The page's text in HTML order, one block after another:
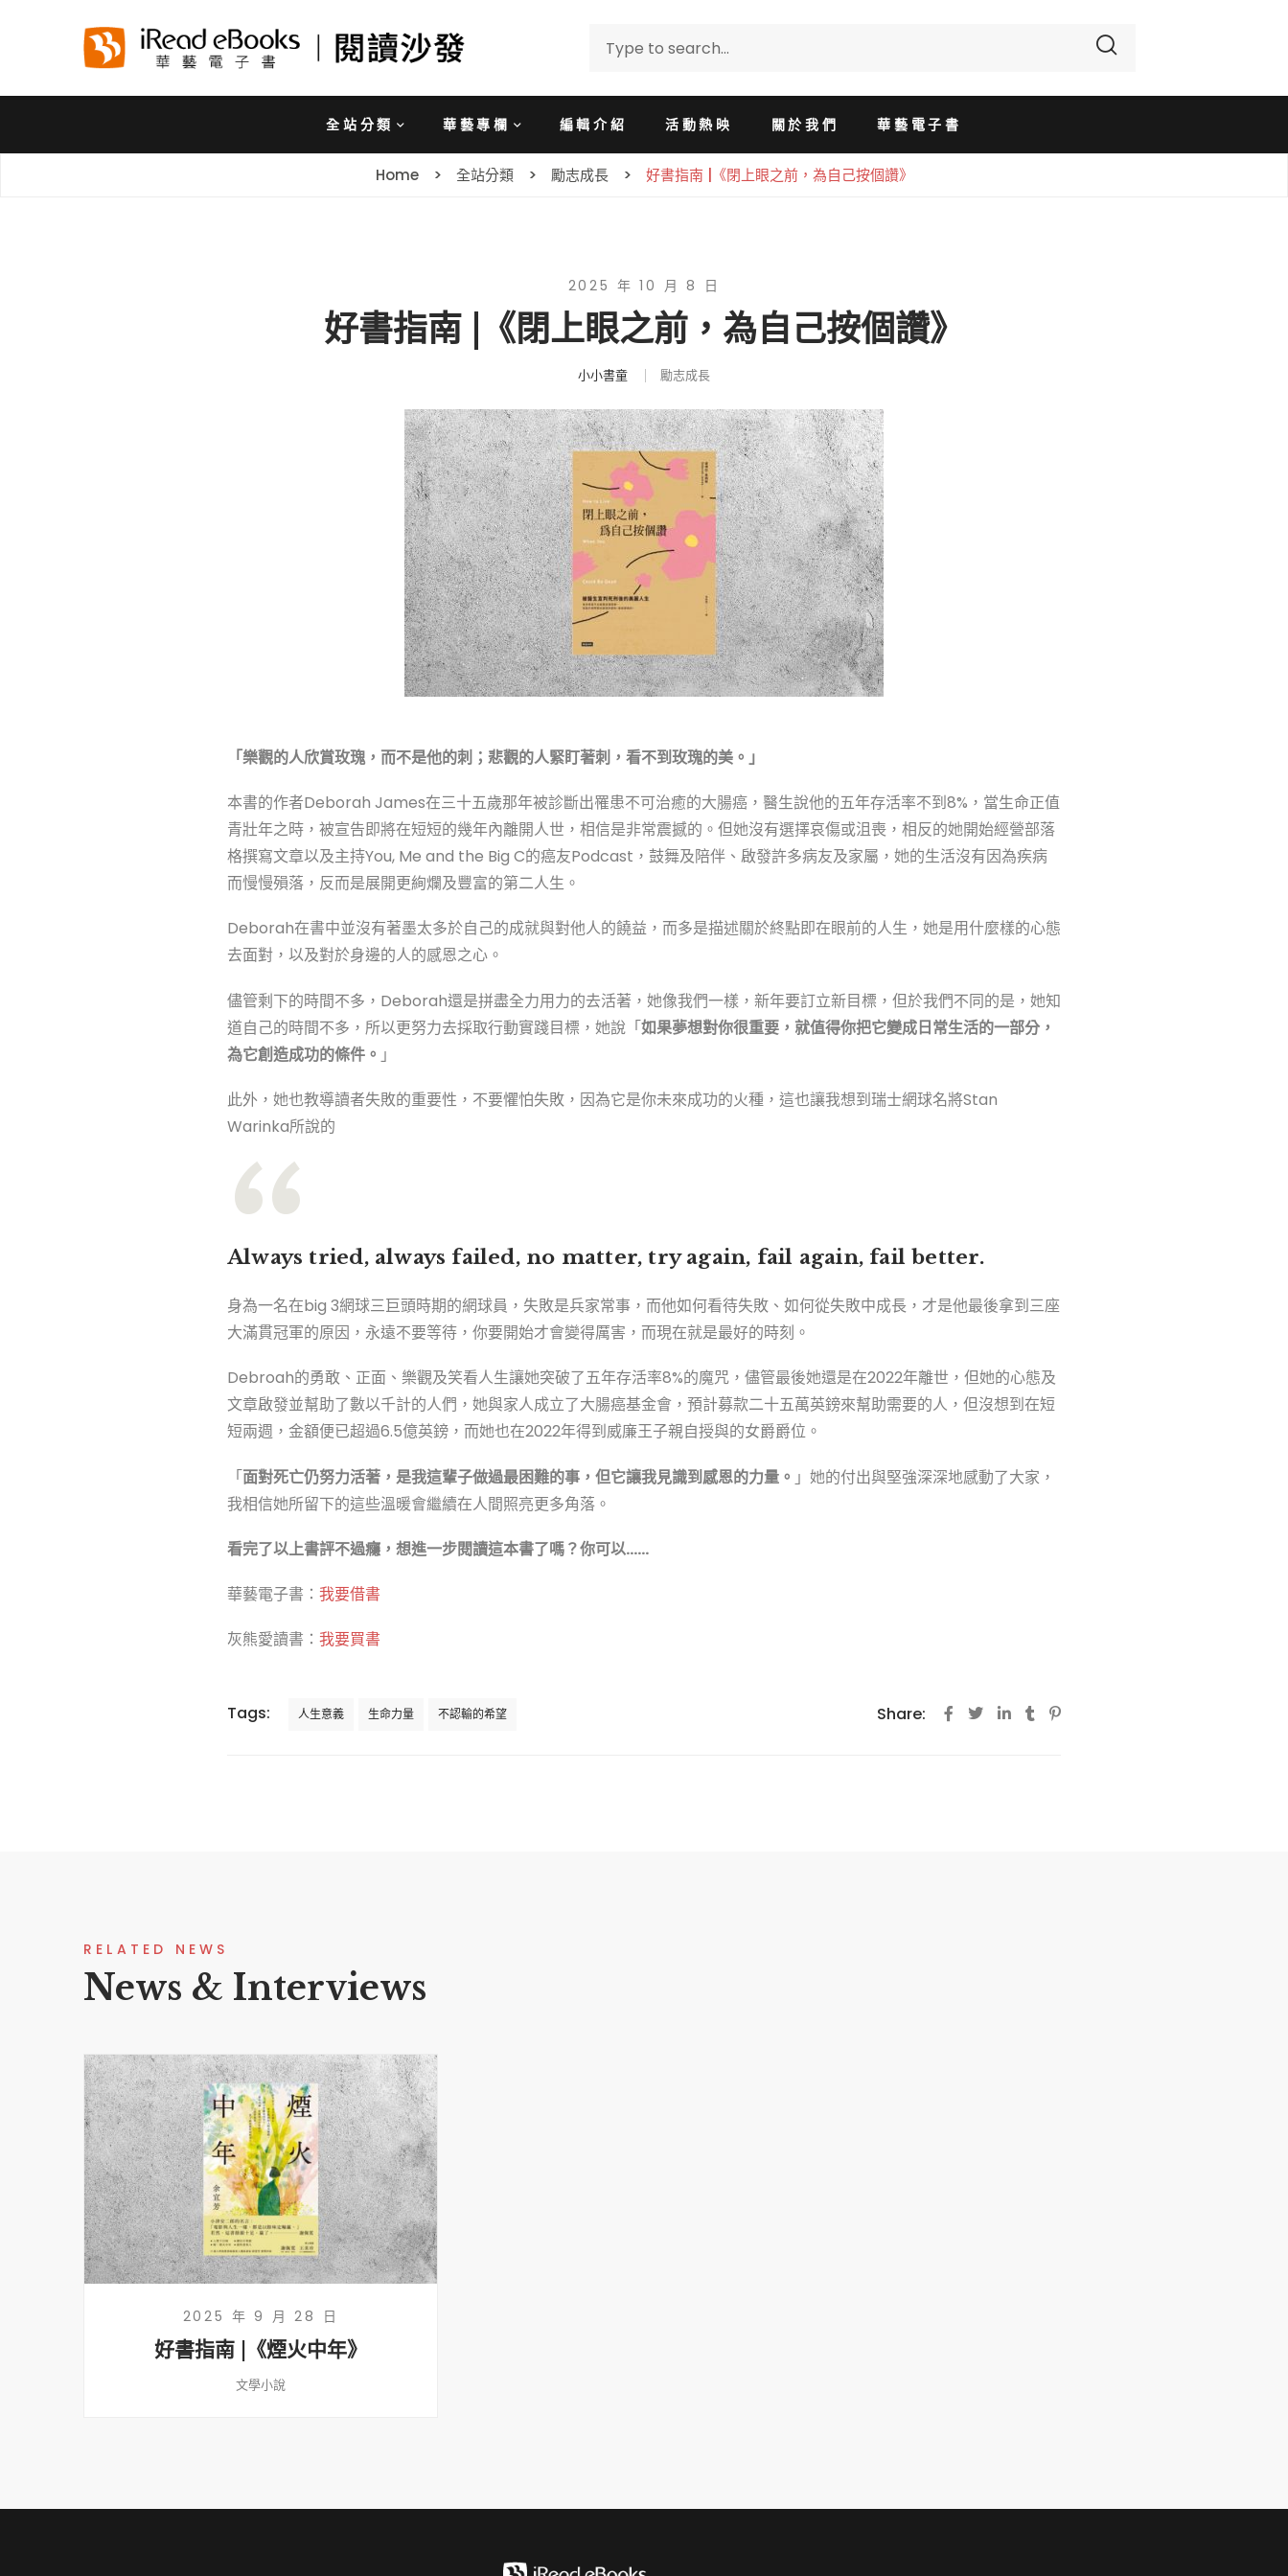
全站分類 華藝專欄 編輯介紹 活動熱映 關於我們 華藝電子書
Home 全站分類 勵志成長 好書指南 |《閉上眼之前，為自己按個讚》
2025 年 10 月 8 日
好書指南 |《閉上眼之前，為自己按個讚》
小小書童 勵志成長
「樂觀的人欣賞玫瑰，而不是他的刺；悲觀的人緊盯著刺，看不到玫瑰的美。」
本書的作者Deborah James在三十五歲那年被診斷出罹患不可治癒的大腸癌，醫生說他的五年存活率不到8%，當生命正值
青壯年之時，被宣告即將在短短的幾年內離開人世，相信是非常震撼的。但她沒有選擇哀傷或沮喪，相反的她開始經營部落
格撰寫文章以及主持You, Me and the Big C的癌友Podcast，鼓舞及陪伴、啟發許多病友及家屬，她的生活沒有因為疾病
而慢慢殞落，反而是展開更絢爛及豐富的第二人生。
Deborah在書中並沒有著墨太多於自己的成就與對他人的饒益，而多是描述關於終點即在眼前的人生，她是用什麼樣的心態
去面對，以及對於身邊的人的感恩之心。
儘管剩下的時間不多，Deborah還是拼盡全力用力的去活著，她像我們一樣，新年要訂立新目標，但於我們不同的是，她知
道自己的時間不多，所以更努力去採取行動實踐目標，她說「如果夢想對你很重要，就值得你把它變成日常生活的一部分，
為它創造成功的條件。 」
此外，她也教導讀者失敗的重要性，不要懼怕失敗，因為它是你未來成功的火種，這也讓我想到瑞士網球名將Stan
Warinka所說的
Always tried, always failed, no matter, try again, fail again, fail better.
身為一名在big 3網球三巨頭時期的網球員，失敗是兵家常事，而他如何看待失敗、如何從失敗中成長，才是他最後拿到三座
大滿貫冠軍的原因，永遠不要等待，你要開始才會變得厲害，而現在就是最好的時刻。
Debroah的勇敢、正面、樂觀及笑看人生讓她突破了五年存活率8%的魔咒，儘管最後她還是在2022年離世，但她的心態及
文章啟發並幫助了數以千計的人們，她與家人成立了大腸癌基金會，預計募款二十五萬英鎊來幫助需要的人，但沒想到在短
短兩週，金額便已超過6.5億英鎊，而她也在2022年得到威廉王子親自授與的女爵爵位。
「面對死亡仍努力活著，是我這輩子做過最困難的事，但它讓我見識到感恩的力量。 」她的付出與堅強深深地感動了大家，
我相信她所留下的這些溫暖會繼續在人間照亮更多角落。
看完了以上書評不過癮，想進一步閱讀這本書了嗎？你可以……
華藝電子書： 我要借書
灰熊愛讀書： 我要買書
Tags: 人生意義 生命力量 不認輸的希望 Share:
RELATED NEWS
News & Interviews
2025 年 9 月 28 日
好書指南 |《煙火中年》
文學小說